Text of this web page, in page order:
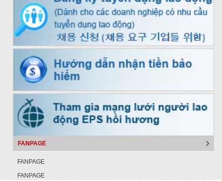
FANPAGE
FANPAGE
FANPAGE